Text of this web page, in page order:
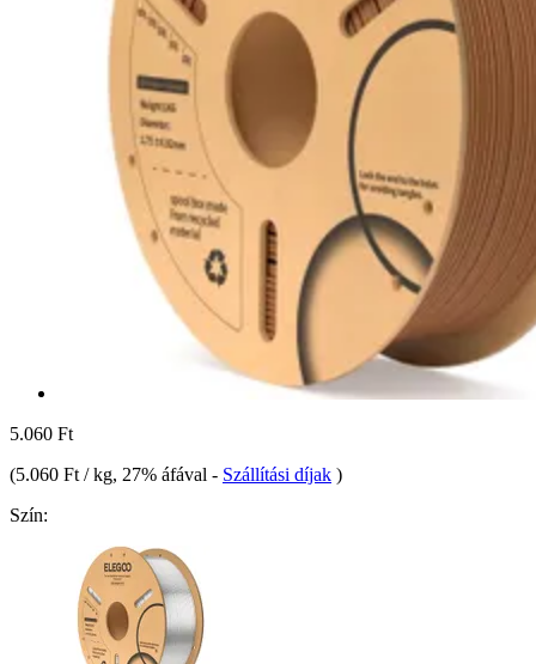
5.060 Ft
(5.060 Ft / kg, 27% áfával - Szállítási díjak )
Szín: